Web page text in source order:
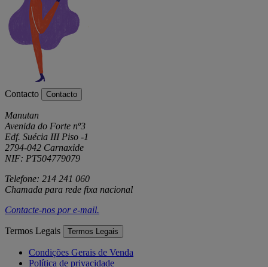
Contacto Contacto
Manutan
Avenida do Forte nº3
Edf. Suécia III Piso -1
2794-042 Carnaxide
NIF: PT504779079
Telefone: 214 241 060
Chamada para rede fixa nacional
Contacte-nos pore-mail.
Termos Legais Termos Legais
Condições Gerais de Venda
Política de privacidade